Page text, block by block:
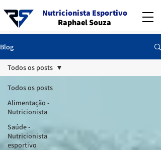
Nutricionista Esportivo
Raphael Souza
Blog
Todos os posts
Alimentação -
Nutricionista
Saúde -
Nutricionista
esportivo
Todos os posts